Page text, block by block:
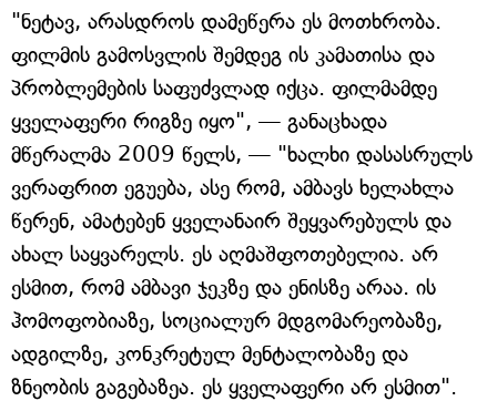
"ნეტავ, არასდროს დამეწერა ეს მოთხრობა.
ფილმის გამოსვლის შემდეგ ის კამათისა და
პრობლემების საფუძვლად იქცა. ფილმამდე
ყველაფერი რიგზე იყო", — განაცხადა
მწერალმა 2009 წელს, — "ხალხი დასასრულს
ვერაფრით ეგუება, ასე რომ, ამბავს ხელახლა
წერენ, ამატებენ ყველანაირ შეყვარებულს და
ახალ საყვარელს. ეს აღმაშფოთებელია. არ
ესმით, რომ ამბავი ჯეკზე და ენისზე არაა. ის
ჰომოფობიაზე, სოციალურ მდგომარეობაზე,
ადგილზე, კონკრეტულ მენტალობაზე და
ზნეობის გაგებაზეა. ეს ყველაფერი არ ესმით".